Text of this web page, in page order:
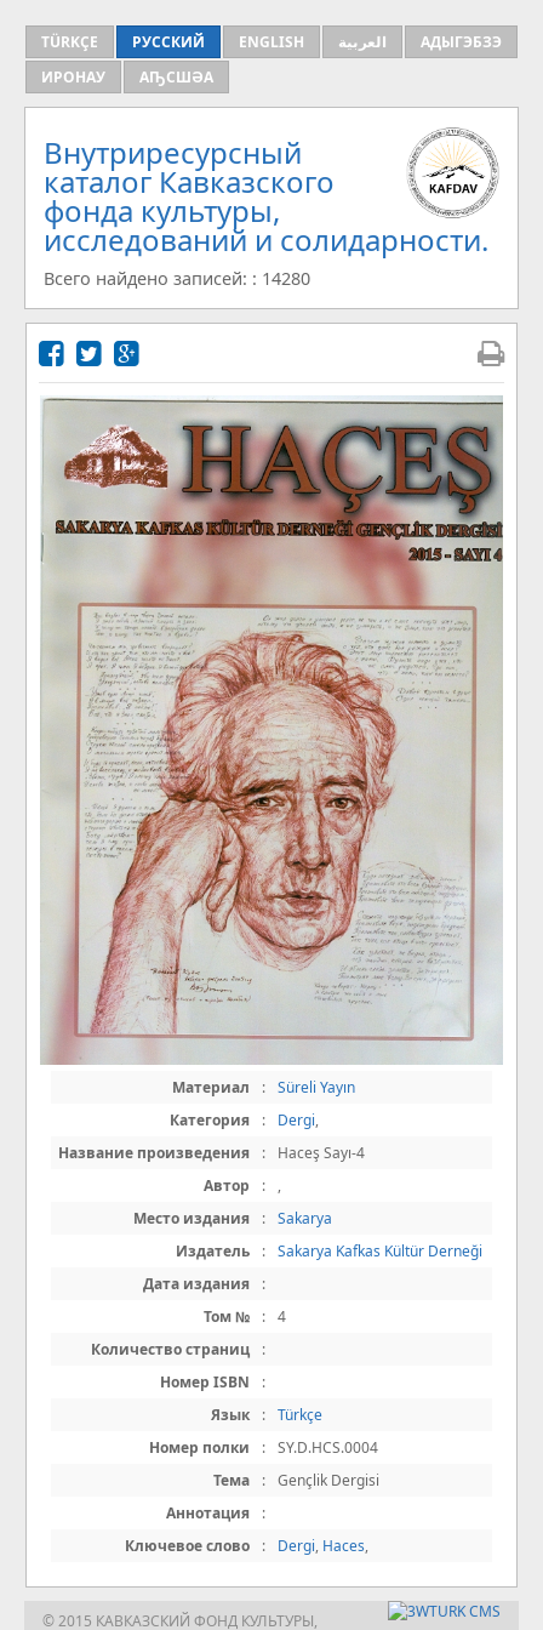
TÜRKÇE РУССКИЙ ENGLISH العربية
АДЫГЭБЗЭ
ИРОНАУ
АҦСШӘА
Внутриресурсный
каталог Кавказского
фонда культуры,
исследований и солидарности.
Всего найдено записей: : 14280
Материал : Süreli Yayın
Категория
: Dergi,
Название произведения
:
Haceş Sayı-4
Автор
:
,
Место издания
: Sakarya
Издатель
: Sakarya Kafkas Kültür Derneği
Дата издания
:
Том №
: 4
Количество страниц
:
Номер ISBN
:
Язык
: Türkçe
Номер полки
: SY.D.HCS.0004
Тема
: Gençlik Dergisi
Аннотация
:
Ключевое слово
: Dergi, Haces,
© 2015 КАВКАЗСКИЙ ФОНД КУЛЬТУРЫ,